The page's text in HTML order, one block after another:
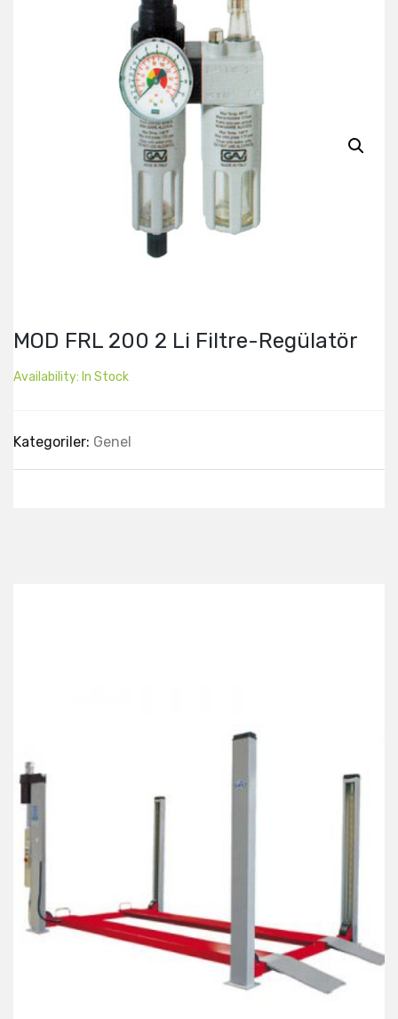
MOD FRL 200 2 Li Filtre-Regülatör
Availability: In Stock
Kategoriler: Genel